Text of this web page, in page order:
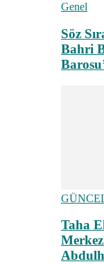
Genel
Söz
Bahri
Taha